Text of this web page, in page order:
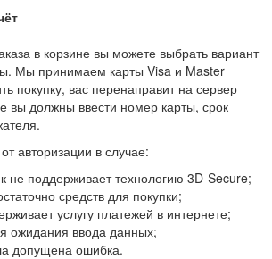
в корзине вы можете выбрать вариант
Мы принимаем карты Visa и Master
покупку, вас перенаправит на сервер
вы должны ввести номер карты, срок
авторизации в случае:
не поддерживает технологию 3D-Secure;
средств для покупки;
услугу платежей в интернете;
ожидания ввода данных;
допущена ошибка.